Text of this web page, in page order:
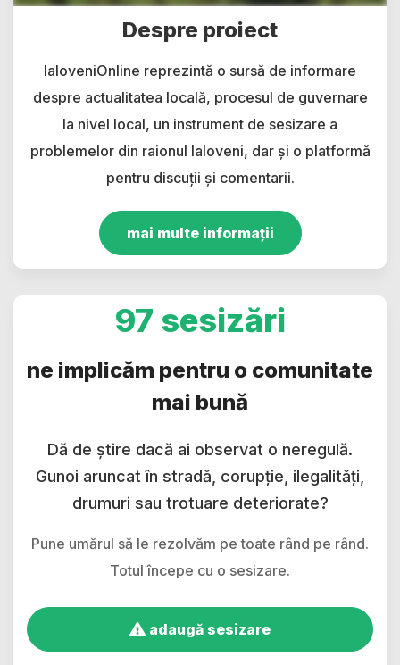
Despre proiect
IaloveniOnline reprezintă o sursă de informare
despre actualitatea locală, procesul de guvernare
la nivel local, un instrument de sesizare a
problemelor din raionul Ialoveni, dar și o platformă
pentru discuții și comentarii.
mai multe informații
97 sesizări
ne implicăm pentru o comunitate
mai bună
Dă de știre dacă ai observat o neregulă.
Gunoi aruncat în stradă, corupție, ilegalități,
drumuri sau trotuare deteriorate?
Pune umărul să le rezolvăm pe toate rând pe rând.
Totul începe cu o sesizare.
adaugă sesizare